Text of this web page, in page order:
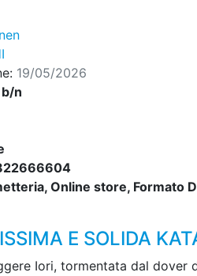
19/05/2026
b/n
Online store, Formato
E SOLIDA
Iori, tormentata dal dover